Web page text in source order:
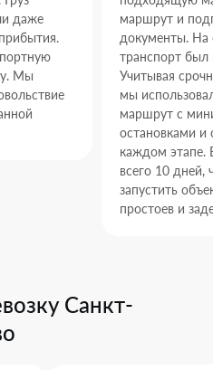
даже
Мы
маршрут и
документы. На
транспорт был
Учитывая
мы
маршрут с
остановками и
каждом этапе.
всего 10 дней,
запустить
простоев и
Санкт-